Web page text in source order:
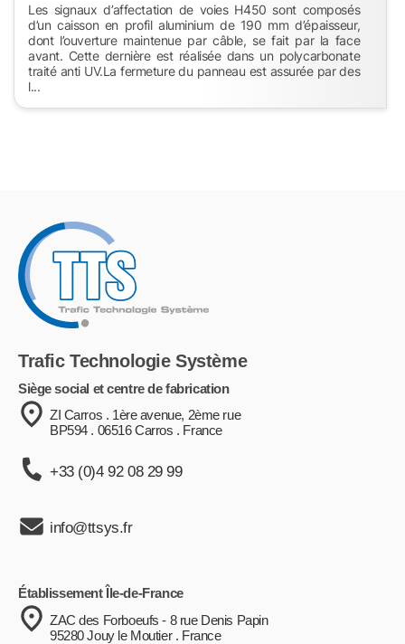
Les signaux d’affectation de voies H450 sont composés
d’un caisson en profil aluminium de 190 mm d’épaisseur,
dont l’ouverture maintenue par câble, se fait par la face
avant. Cette dernière est réalisée dans un polycarbonate
traité anti UV.La fermeture du panneau est assurée par des
l...
Trafic Technologie Système
Siège social et centre de fabrication
ZI Carros . 1ère avenue, 2ème rue
BP594 . 06516 Carros . France
+33 (0)4 92 08 29 99
info@ttsys.fr
Établissement Île-de-France
ZAC des Forboeufs - 8 rue Denis Papin
95280 Jouy le Moutier . France